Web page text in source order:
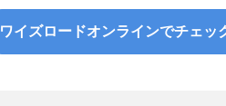
ワイズロードオンラインでチェッ